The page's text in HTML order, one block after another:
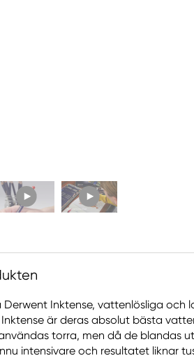
Derwent Inktense, vattenlösliga och
är deras absolut bästa
torra, men då de blandas
intensivare och resultatet liknar